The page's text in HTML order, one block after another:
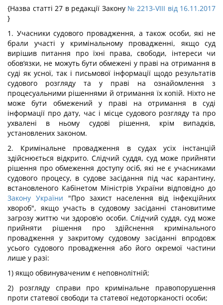
{Назва статті 27 в редакції Закону № 2213-VIII від 16.11.2017
}
1. Учасники судового провадження, а також особи, які не
брали участі у кримінальному провадженні, якщо суд
вирішив питання про їхні права, свободи, інтереси чи
обов’язки, не можуть бути обмежені у праві на отримання в
суді як усної, так і письмової інформації щодо результатів
судового розгляду та у праві на ознайомлення з
процесуальними рішеннями й отримання їх копій. Ніхто не
може бути обмежений у праві на отримання в суді
інформації про дату, час і місце судового розгляду та про
ухвалені в ньому судові рішення, крім випадків,
установлених законом.
2. Кримінальне провадження в судах усіх інстанцій
здійснюється відкрито. Слідчий суддя, суд може прийняти
рішення про обмеження доступу осіб, які не є учасниками
судового процесу, в судове засідання під час карантину,
встановленого Кабінетом Міністрів України відповідно до
Закону України "Про захист населення від інфекційних
хвороб", якщо участь в судовому засіданні становитиме
загрозу життю чи здоров’ю особи. Слідчий суддя, суд може
прийняти рішення про здійснення кримінального
провадження у закритому судовому засіданні впродовж
усього судового провадження або його окремої частини
лише у разі:
1) якщо обвинуваченим є неповнолітній;
2) розгляду справи про кримінальне правопорушення
проти статевої свободи та статевої недоторканості особи;